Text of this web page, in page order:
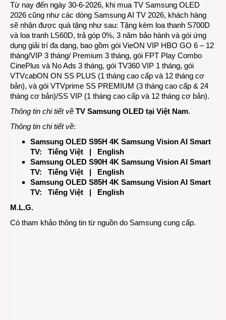
Từ nay đến ngày 30-6-2026, khi mua TV Samsung OLED
2026 cũng như các dòng Samsung AI TV 2026, khách hàng
sẽ nhận được quà tặng như sau: Tặng kèm loa thanh S700D
và loa tranh LS60D, trả góp 0%, 3 năm bảo hành và gói ứng
dụng giải trí đa dạng, bao gồm gói VieON VIP HBO GO 6 – 12
tháng/VIP 3 tháng/ Premium 3 tháng, gói FPT Play Combo
CinePlus và No Ads 3 tháng, gói TV360 VIP 1 tháng, gói
VTVcabON ON SS PLUS (1 tháng cao cấp và 12 tháng cơ
bản), và gói VTVprime SS PREMIUM (3 tháng cao cấp & 24
tháng cơ bản)/SS VIP (1 tháng cao cấp và 12 tháng cơ bản).
Thông tin chi tiết về TV Samsung OLED tại Việt Nam.
Thông tin chi tiết về:
Samsung OLED S95H 4K Samsung Vision AI Smart
TV: Tiếng Việt | English
Samsung OLED S90H 4K Samsung Vision AI Smart
TV: Tiếng Việt | English
Samsung OLED S85H 4K Samsung Vision AI Smart
TV: Tiếng Việt | English
M.L.G.
Có tham khảo thông tin từ nguồn do Samsung cung cấp.